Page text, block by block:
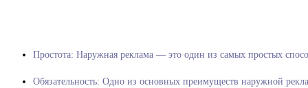
Простота: Наружная реклама —
Обязательность: Одно из основных преимуществ наружной